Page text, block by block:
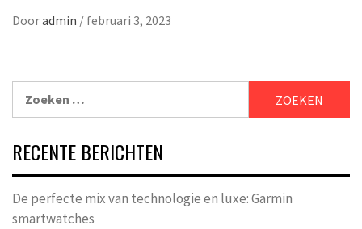
Dooradmin / februari 3, 2023
RECENTE BERICHTEN
De perfecte mix van technologie en luxe: Garmin
smartwatches